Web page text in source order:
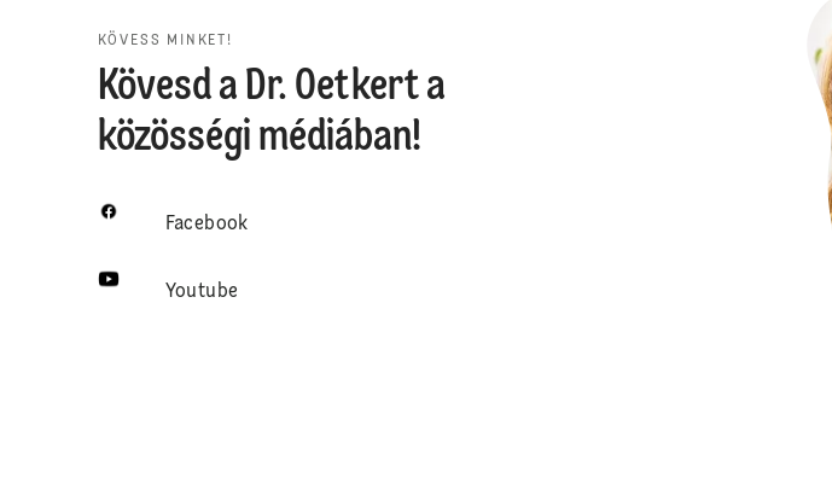
KÖVESS MINKET!
Kövesd a Dr. Oetkert a
közösségi médiában!
Facebook
Youtube